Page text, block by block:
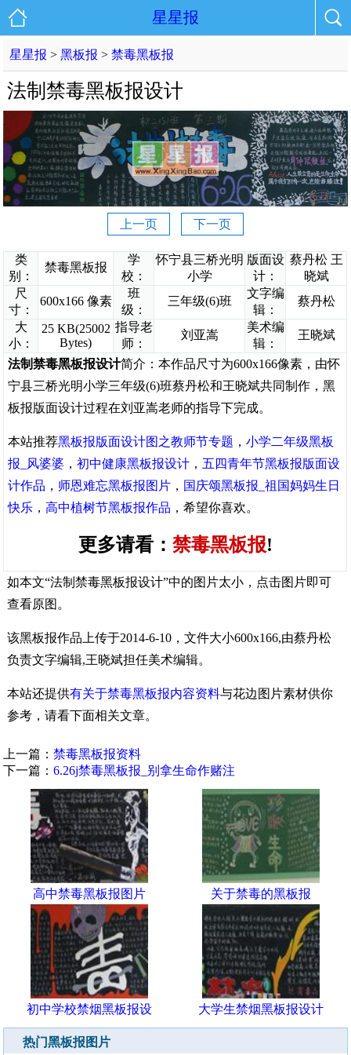
星星报
星星报 >黑板报 >禁毒黑板报
法制禁毒黑板报设计
上一页 下一页
类
别：
禁毒黑板报
学
校：
怀宁县三桥光明
小学
版面设
计：
蔡丹松 王
晓斌
尺
寸：
600x166 像素
班
级：
三年级(6)班
文字编
辑：
蔡丹松
大
小：
25 KB(25002
Bytes)
指导老
师：
刘亚嵩
美术编
辑：
王晓斌
法制禁毒黑板报设计简介：本作品尺寸为600x166像素，由怀
宁县三桥光明小学三年级(6)班蔡丹松和王晓斌共同制作，黑
板报版面设计过程在刘亚嵩老师的指导下完成。
本站推荐黑板报版面设计图之教师节专题 ，小学二年级黑板
报_风婆婆 ，初中健康黑板报设计 ， 五四青年节黑板报版面设
计作品 ， 师恩难忘黑板报图片 ， 国庆颂黑板报_祖国妈妈生日
快乐 ，高中植树节黑板报作品 ，希望你喜欢。
更多请看： 禁毒黑板报!
如本文“法制禁毒黑板报设计”中的图片太小，点击图片即可
查看原图。
该黑板报作品上传于2014-6-10，文件大小600x166,由蔡丹松
负责文字编辑,王晓斌担任美术编辑。
本站还提供有关于禁毒黑板报内容资料与花边图片素材供你
参考，请看下面相关文章。
上一篇：禁毒黑板报资料
下一篇：6.26j禁毒黑板报_别拿生命作赌注
高中禁毒黑板报图片 关于禁毒的黑板报
初中学校禁烟黑板报设 大学生禁烟黑板报设计
热门黑板报图片